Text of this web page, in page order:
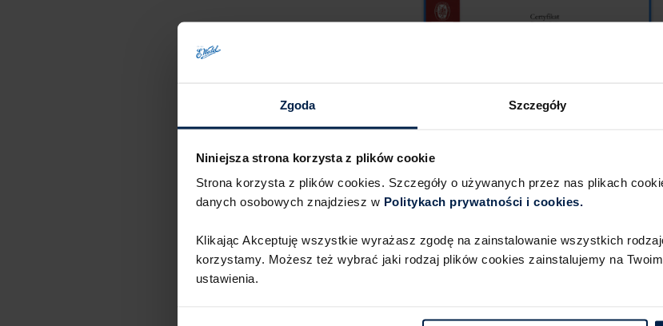
Zgoda Szczegóły
Niniejsza strona korzysta z plików cookie
Strona korzysta z plików cookies. Szczegóły o używanych przez nas plikach
danych osobowych znajdziesz w Politykach prywatności i cookies.​ ​
Klikając Akceptuję wszystkie wyrażasz zgodę na zainstalowanie wszystkich
korzystamy. Możesz też wybrać jaki rodzaj plików cookies zainstalujemy na
ustawienia.​ ​